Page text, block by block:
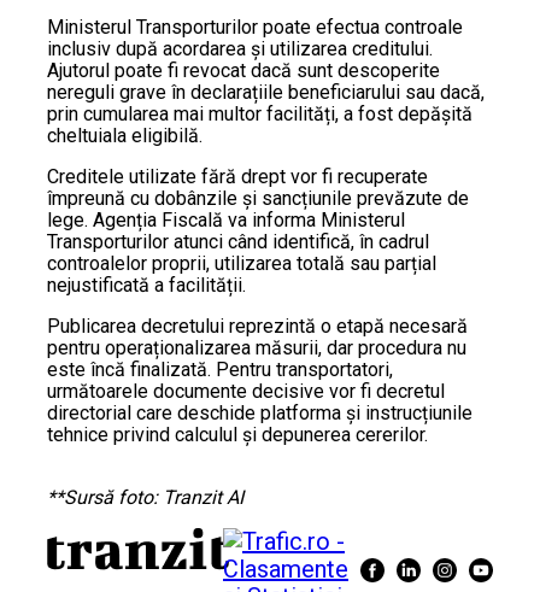
Ministerul Transporturilor poate efectua controale
inclusiv după acordarea și utilizarea creditului.
Ajutorul poate fi revocat dacă sunt descoperite
nereguli grave în declarațiile beneficiarului sau dacă,
prin cumularea mai multor facilități, a fost depășită
cheltuiala eligibilă.
Creditele utilizate fără drept vor fi recuperate
împreună cu dobânzile și sancțiunile prevăzute de
lege. Agenția Fiscală va informa Ministerul
Transporturilor atunci când identifică, în cadrul
controalelor proprii, utilizarea totală sau parțial
nejustificată a facilității.
Publicarea decretului reprezintă o etapă necesară
pentru operaționalizarea măsurii, dar procedura nu
este încă finalizată. Pentru transportatori,
următoarele documente decisive vor fi decretul
directorial care deschide platforma și instrucțiunile
tehnice privind calculul și depunerea cererilor.
**Sursă foto: Tranzit AI